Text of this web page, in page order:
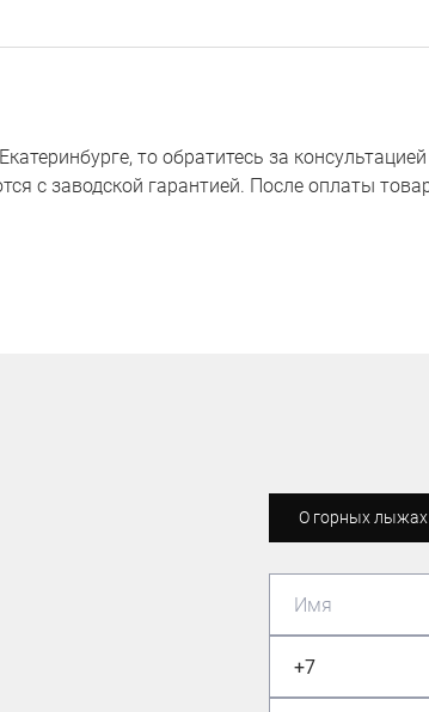
то обратитесь за
с заводской гарантией. После оплаты
О горных лыжах